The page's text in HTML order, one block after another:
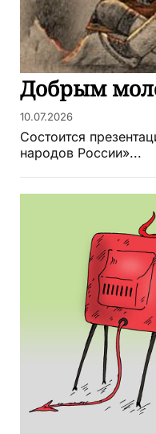
Добрым
10.07.2026
Состоится
народов России»...